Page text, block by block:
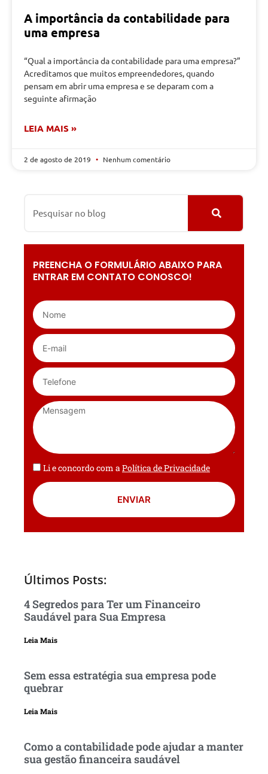
A importância da contabilidade para
uma empresa
“Qual a importância da contabilidade para uma empresa?”
Acreditamos que muitos empreendedores, quando
pensam em abrir uma empresa e se deparam com a
seguinte afirmação
LEIA MAIS »
2 de agosto de 2019 Nenhum comentário
PREENCHA O FORMULÁRIO ABAIXO PARA
ENTRAR EM CONTATO CONOSCO!
Li e concordo com a Política de Privacidade
ENVIAR
Últimos Posts:
4 Segredos para Ter um Financeiro
Saudável para Sua Empresa
Leia Mais
Sem essa estratégia sua empresa pode
quebrar
Leia Mais
Como a contabilidade pode ajudar a manter
sua gestão financeira saudável